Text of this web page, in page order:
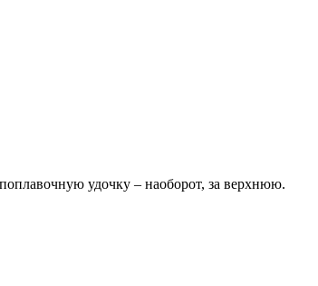
удочку – наоборот, за верхнюю.